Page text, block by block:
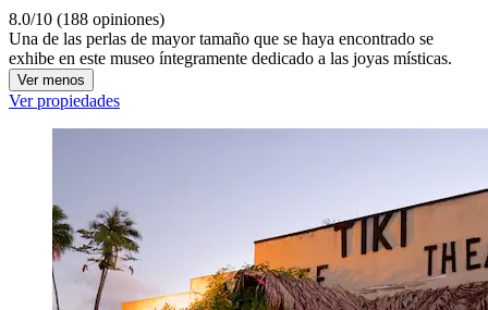
8.0/10 (188 opiniones)
Una de las perlas de mayor tamaño que se haya encontrado se
exhibe en este museo íntegramente dedicado a las joyas místicas.
Ver menos
Ver propiedades